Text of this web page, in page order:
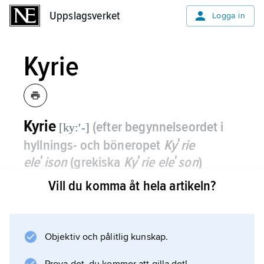
Uppslagsverket Logga in
Kyrie
Kyrie [ky:ʹ-] (efter begynnelseordet i
hyllnings- och böneropet Kyʹrie
eleʹison(grekiska Kyʹrie eleʹson)
’Herre, förbarma dig’ (jämför
gudstjänst vanligen trefaldigt eller som
en
Vill du komma åt hela artikeln?
Objektiv och pålitlig kunskap.